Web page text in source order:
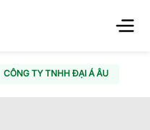
CÔNG TY TNHH ĐẠI Á ÂU